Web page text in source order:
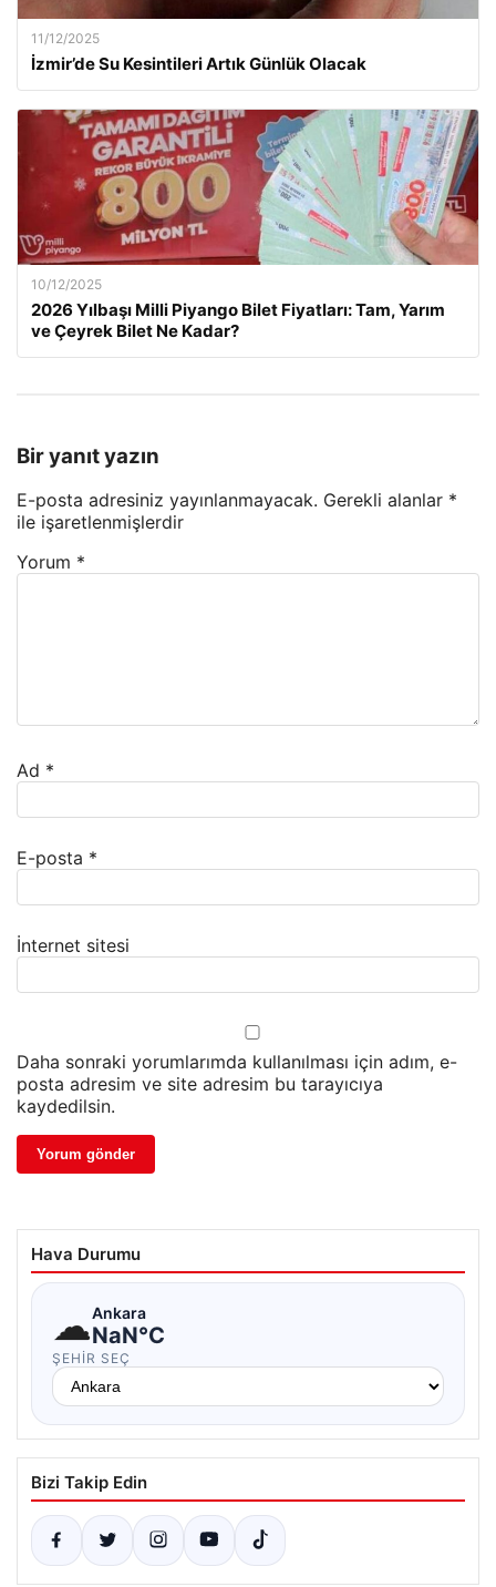
11/12/2025
İzmir’de Su Kesintileri Artık Günlük Olacak
10/12/2025
2026 Yılbaşı Milli Piyango Bilet Fiyatları: Tam, Yarım
ve Çeyrek Bilet Ne Kadar?
Bir yanıt yazın
E-posta adresiniz yayınlanmayacak. Gerekli alanlar *
ile işaretlenmişlerdir
Yorum *
Ad *
E-posta *
İnternet sitesi
Daha sonraki yorumlarımda kullanılması için adım, e-
posta adresim ve site adresim bu tarayıcıya
kaydedilsin.
Hava Durumu
☁Ankara
NaN°C
ŞEHIR SEÇ
Bizi Takip Edin